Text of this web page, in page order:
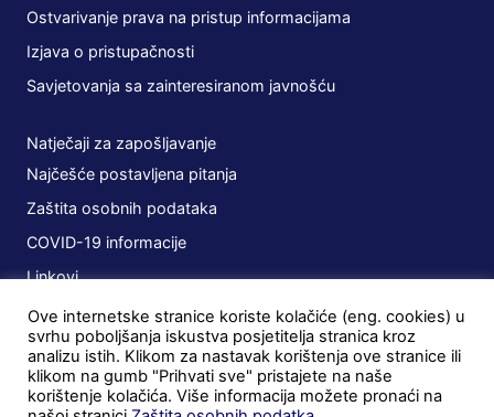
Ostvarivanje prava na pristup informacijama
Izjava o pristupačnosti
Savjetovanja sa zainteresiranom javnošću
Natječaji za zapošljavanje
Najčešće postavljena pitanja
Zaštita osobnih podataka
COVID-19 informacije
Linkovi
Planovi
Javna nabava
Ugovori
Ove internetske stranice koriste kolačiće (eng. cookies) u
svrhu poboljšanja iskustva posjetitelja stranica kroz
analizu istih. Klikom za nastavak korištenja ove stranice ili
klikom na gumb "Prihvati sve" pristajete na naše
korištenje kolačića. Više informacija možete pronaći na